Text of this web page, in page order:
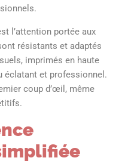
l’attention portée aux
résistants et adaptés
imprimés en haute
éclatant et professionnel.
coup d’œil, même